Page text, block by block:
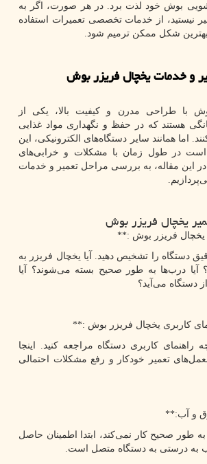
بوش خود لذت برد. در هر صورت، اگر به
نیستید، از خدمات تخصصی تعمیرات استفاده
بهترین شکل ممکن ترمیم شود.
و خدمات یخچال فریزر بوش
با طراحی مدرن و کیفیت بالا، یکی از
هستند که در حفظ و نگهداری مواد غذایی
اما همانند سایر دستگاه‌های الکترونیکی، این
است در طول زمان با مشکلات و خرابی‌های
این مقاله، به بررسی مراحل تعمیر و خدمات
یخچال فریزر بوش
دستگاه را تشخیص دهید. آیا یخچال فریزر به
درب‌ها به طور صحیح بسته می‌شوند؟ آیا
دستگاه می‌آید؟
کاربری دستگاه مراجعه کنید. اینجا
تعمیر خودکار و رفع مشکلات احتمالی
طور صحیح کار نمی‌کند، ابتدا اطمینان حاصل
به درستی به دستگاه متصل است.